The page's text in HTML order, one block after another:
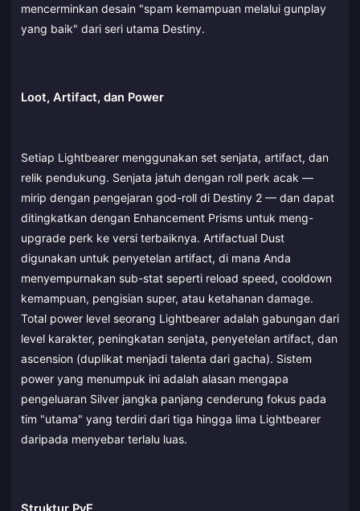
mencerminkan desain "spam kemampuan melalui gunplay
yang baik" dari seri utama Destiny.
Loot, Artifact, dan Power
Setiap Lightbearer menggunakan set senjata, artifact, dan
relik pendukung. Senjata jatuh dengan roll perk acak —
mirip dengan pengejaran god-roll di Destiny 2 — dan dapat
ditingkatkan dengan Enhancement Prisms untuk meng-
upgrade perk ke versi terbaiknya. Artifactual Dust
digunakan untuk penyetelan artifact, di mana Anda
menyempurnakan sub-stat seperti reload speed, cooldown
kemampuan, pengisian super, atau ketahanan damage.
Total power level seorang Lightbearer adalah gabungan dari
level karakter, peningkatan senjata, penyetelan artifact, dan
ascension (duplikat menjadi talenta dari gacha). Sistem
power yang menumpuk ini adalah alasan mengapa
pengeluaran Silver jangka panjang cenderung fokus pada
tim "utama" yang terdiri dari tiga hingga lima Lightbearer
daripada menyebar terlalu luas.